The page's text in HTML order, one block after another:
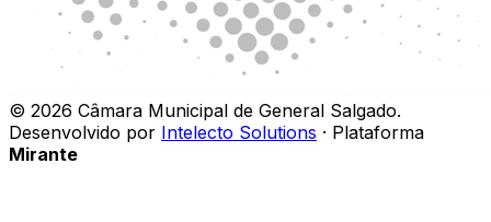
© 2026 Câmara Municipal de General Salgado.
Desenvolvido por Intelecto Solutions · Plataforma
Mirante